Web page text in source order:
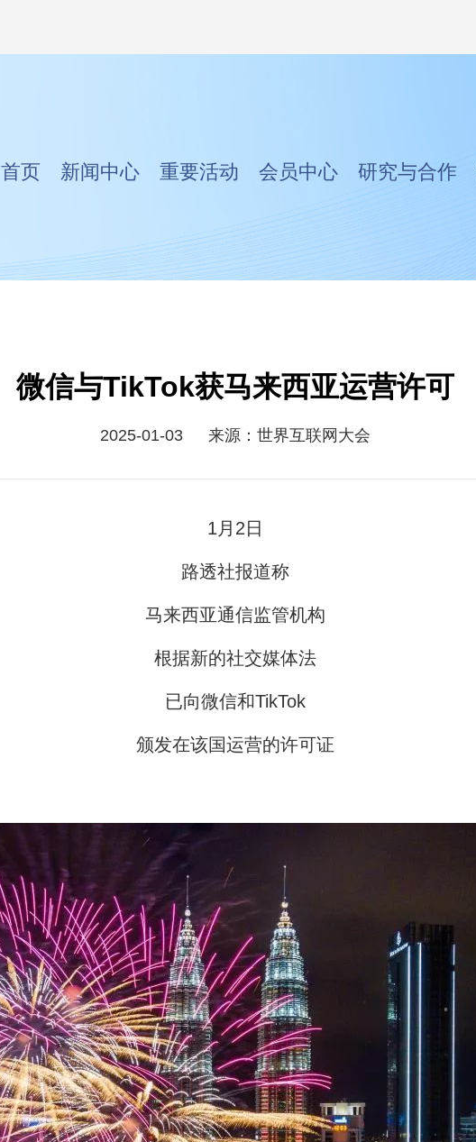
首页 新闻中心 重要活动 会员中心 研究与合作
微信与TikTok获马来西亚运营许可
2025-01-03 来源：世界互联网大会
1月2日
路透社报道称
马来西亚通信监管机构
根据新的社交媒体法
已向微信和TikTok
颁发在该国运营的许可证